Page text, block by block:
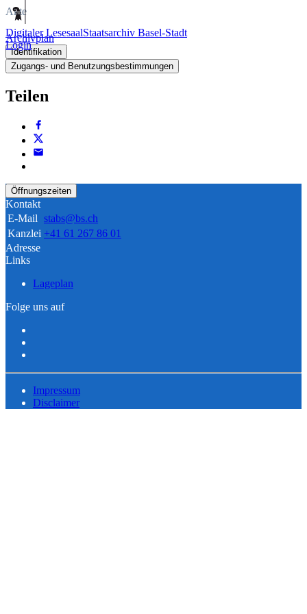
Digitaler LesesaalStaatsarchiv Basel-Stadt
Login
Akte
Archivplan
Identifikation
Zugangs- und Benutzungsbestimmungen
Teilen
Öffnungszeiten
Kontakt
E-Mail stabs@bs.ch
Kanzlei +41 61 267 86 01
Adresse
Links
Lageplan
Folge uns auf
Impressum
Disclaimer